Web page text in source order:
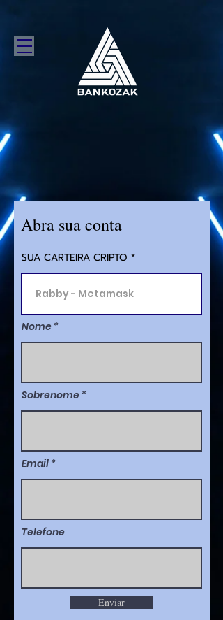
Abra sua conta
SUA CARTEIRA CRIPTO
Nome
Sobrenome
Email
Telefone
Enviar